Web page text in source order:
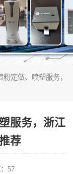
定做、喷塑服务，
服务，浙江
荐
57